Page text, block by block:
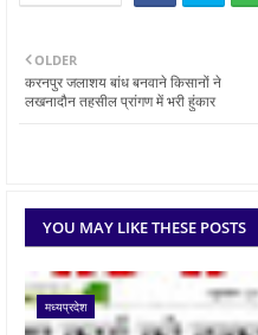
OLDER
करनपुर जलाशय बांध बनवाने किसानों ने
लखनादौन तहसील प्रांगण में भरी हुंकार
YOU MAY LIKE THESE POSTS
मध्यप्रदेश